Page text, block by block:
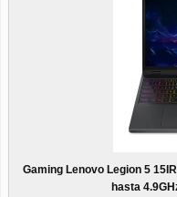
Gaming Lenovo Legion 5
hasta